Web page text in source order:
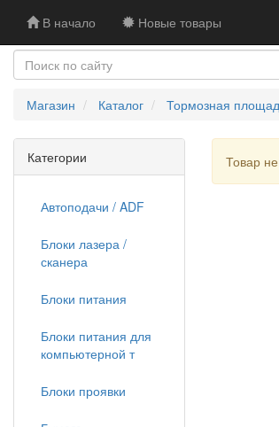
В начало Новые товары
Магазин Каталог Тормозная
Товар
Категории
Автоподачи / ADF
Блоки лазера /
сканера
Блоки питания
Блоки питания для
компьютерной т
Блоки проявки